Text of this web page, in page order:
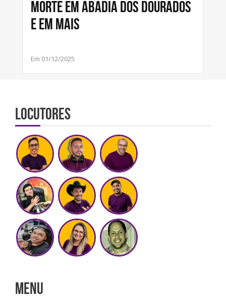
morte em Abadia dos Dourados
e em mais
Em 01/12/2025
Locutores
MENU